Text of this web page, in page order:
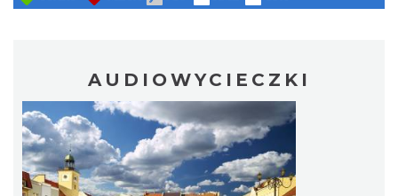
Fanny Days w Krowiarkach
Krowiarki
29.75 km
AUDIOWYCIECZKI